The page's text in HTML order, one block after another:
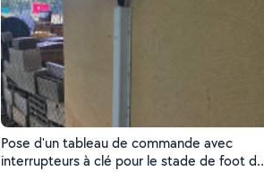
Pose d'un tableau de commande avec
interrupteurs à clé pour le stade de foot de